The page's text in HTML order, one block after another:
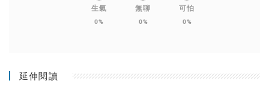
生氣
0%
無聊
0%
可怕
0%
延伸閱讀